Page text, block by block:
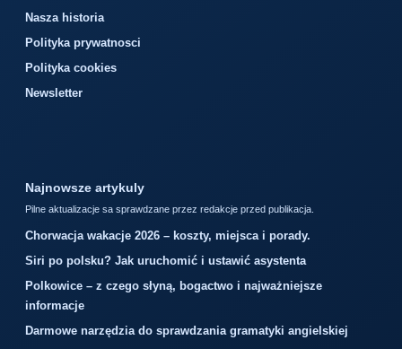
Nasza historia
Polityka prywatnosci
Polityka cookies
Newsletter
Najnowsze artykuly
Pilne aktualizacje sa sprawdzane przez redakcje przed publikacja.
Chorwacja wakacje 2026 – koszty, miejsca i porady.
Siri po polsku? Jak uruchomić i ustawić asystenta
Polkowice – z czego słyną, bogactwo i najważniejsze
informacje
Darmowe narzędzia do sprawdzania gramatyki angielskiej